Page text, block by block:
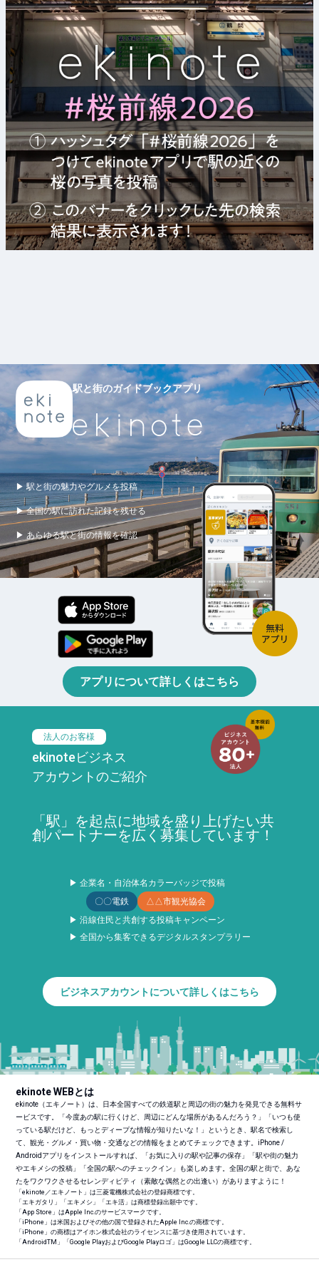
駅と街のガイドブックアプリ
▶ 駅と街の魅力やグルメを投稿
▶ 全国の駅に訪れた記録を残せる
▶ あらゆる駅と街の情報を確認
アプリについて詳しくはこちら
法人のお客様
ekinoteビジネス
アカウントのご紹介
「駅」を起点に地域を盛り上げたい共
創パートナーを広く募集しています！
▶ 企業名・自治体名カラーバッジで投稿
〇〇電鉄
△△市観光協会
▶ 沿線住民と共創する投稿キャンペーン
▶ 全国から集客できるデジタルスタンプラリー
ビジネスアカウントについて詳しくはこちら
ekinote WEBとは
ekinote（エキノート）は、日本全国すべての鉄道駅と周辺の街の魅力を発見できる無料サ
ービスです。「今度あの駅に行くけど、周辺にどんな場所があるんだろう？」「いつも使
っている駅だけど、もっとディープな情報が知りたいな！」というとき、駅名で検索し
て、観光・グルメ・買い物・交通などの情報をまとめてチェックできます。iPhone /
Androidアプリをインストールすれば、「お気に入りの駅や記事の保存」「駅や街の魅力
やエキメシの投稿」「全国の駅へのチェックイン」も楽しめます。全国の駅と街で、あな
たをワクワクさせるセレンディピティ（素敵な偶然との出逢い）がありますように！
「ekinote／エキノート」は三菱電機株式会社の登録商標です。
「エキガタリ」「エキメシ」「エキ活」は商標登録出願中です。
「App Store」はApple Inc.のサービスマークです。
「iPhone」は米国およびその他の国で登録されたApple Inc.の商標です。
「iPhone」の商標はアイホン株式会社のライセンスに基づき使用されています。
「AndroidTM 」「Google PlayおよびGoogle Playロゴ」はGoogle LLCの商標です。